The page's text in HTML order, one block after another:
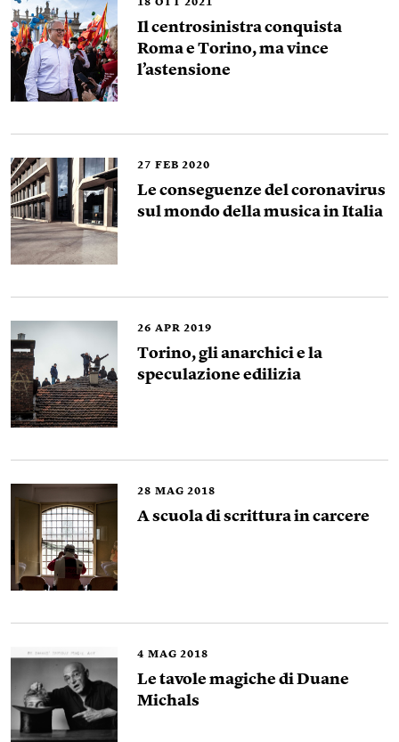
18 OTT 2021
Il centrosinistra conquista
Roma e Torino, ma vince
l’astensione
27 FEB 2020
Le conseguenze del coronavirus
sul mondo della musica in Italia
26 APR 2019
Torino, gli anarchici e la
speculazione edilizia
28 MAG 2018
A scuola di scrittura in carcere
4 MAG 2018
Le tavole magiche di Duane
Michals